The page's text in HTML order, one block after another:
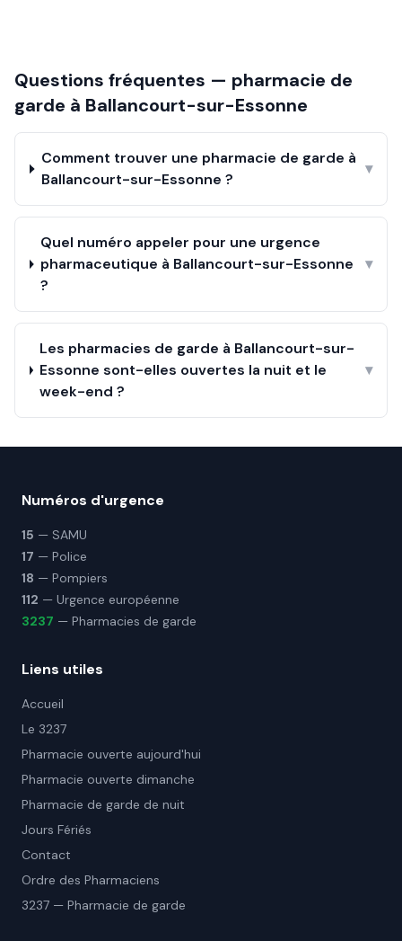
Questions fréquentes — pharmacie de
garde à Ballancourt-sur-Essonne
Comment trouver une pharmacie de garde à
Ballancourt-sur-Essonne ?
▾
Quel numéro appeler pour une urgence
pharmaceutique à Ballancourt-sur-Essonne
?
▾
Les pharmacies de garde à Ballancourt-sur-
Essonne sont-elles ouvertes la nuit et le
week-end ?
▾
Numéros d'urgence
15 — SAMU
17 — Police
18 — Pompiers
112 — Urgence européenne
3237 — Pharmacies de garde
Liens utiles
Accueil
Le 3237
Pharmacie ouverte aujourd'hui
Pharmacie ouverte dimanche
Pharmacie de garde de nuit
Jours Fériés
Contact
Ordre des Pharmaciens
3237 — Pharmacie de garde